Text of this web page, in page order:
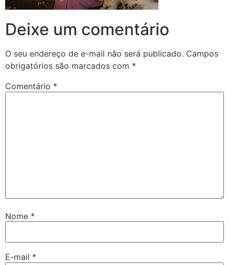
Deixe um comentário
O seu endereço de e-mail não será publicado. Campos
obrigatórios são marcados com *
Comentário *
Nome *
E-mail *